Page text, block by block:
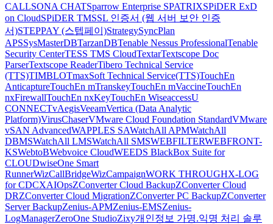
CALLSONA CHATSparrow Enterprise SPATRIXSPiDER ExD
on CloudSPiDER TMSSL 인증서 (웹 서버 보안 인증
서)STEPPAY (스텝페이)StrategySyncPlan
APSSysMasterDBTarzanDBTenable Nessus ProfessionalTenable
Security CenterTESS TMS CloudTextarTextscope Doc
ParserTextscope ReaderTibero Technical Service
(TTS)TIMBLOTmaxSoft Technical Service(TTS)TouchEn
AnticaptureTouchEn mTranskeyTouchEn mVaccineTouchEn
nxFirewallTouchEn nxKeyTouchEn WiseaccessU
CONNECTvAegisVeeamVertica (Data Analytic
Platform)VirusChaserVMware Cloud Foundation StandardVMware
vSAN AdvancedWAPPLES SAWatchAll APMWatchAll
DBMSWatchAll LMSWatchAll SMSWEBFILTERWEBFRONT-
KSWebtoBWebvoice CloudWEEDS BlackBox Suite for
CLOUDwiseOne Smart
RunnerWizCallBridgeWizCampaignWORK THROUGHX-LOG
for CDCXAIOpsZConverter Cloud BackupZConverter Cloud
DRZConverter Cloud MigrationZConverter PC BackupZConverter
Server BackupZenius-APMZenius-EMSZenius-
LogManagerZeroOne StudioZixy개인정보 가명.익명 처리 솔루